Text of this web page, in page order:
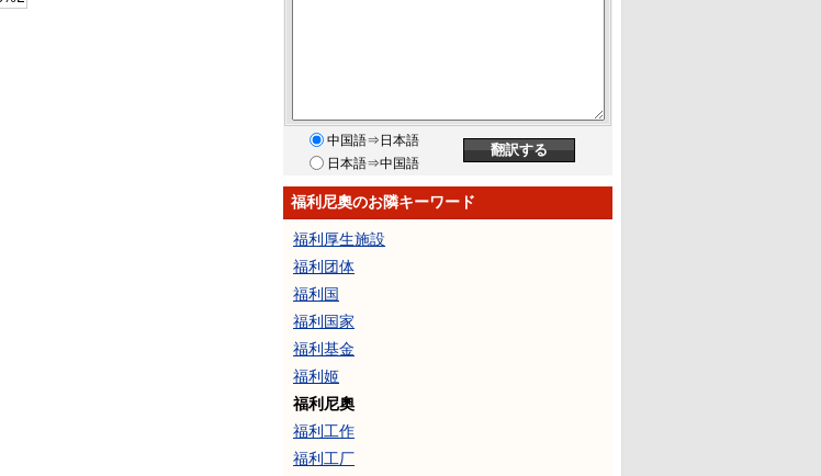
中国語⇒日本語
日本語⇒中国語
福利尼奧のお隣キーワード
福利厚生施設
福利团体
福利国
福利国家
福利基金
福利姬
福利尼奧
福利工作
福利工厂